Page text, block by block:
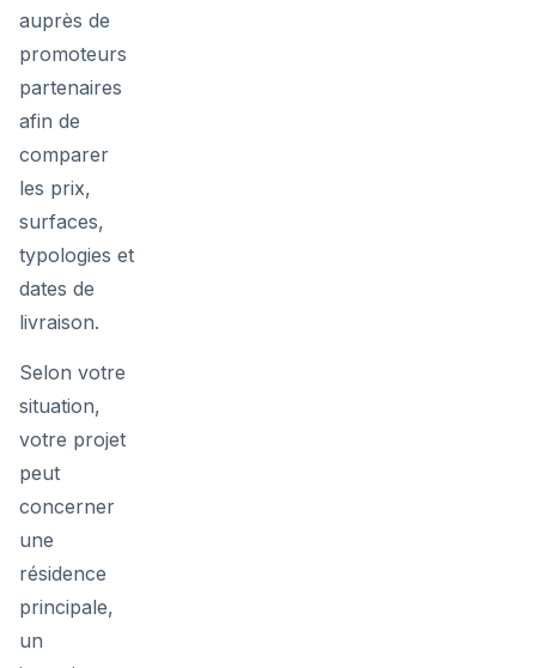
auprès de
promoteurs
partenaires
afin de
comparer
les prix,
surfaces,
typologies et
dates de
livraison.
Selon votre
situation,
votre projet
peut
concerner
une
résidence
principale,
un